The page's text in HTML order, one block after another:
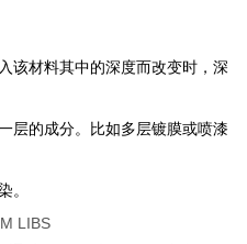
该材料其中的深度而改变时，深
层的成分。比如多层镀膜或喷漆
。